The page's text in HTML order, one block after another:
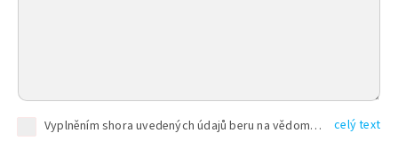
Vyplněním shora uvedených údajů beru na vědomí, že společnost TEXT FACTORY s.r.o., sídlem Brno, Durďákova 336/29, Černá Pole, PSČ: 613 00, IČ: 06157831, zapsané u Krajského soudu v Brně, oddíl C, vložka 100399, bude zpracovávat mé osobní údaje uvedené v rámci mnou vyplněného registračního formuláře na základě oprávněných zájmů TEXT FACTORY s.r.o. dle čl. 6 odst. 1 písm. f) GDPR a pro splnění právních povinností (čl. 6 odst. 1 písm. c) GDPR), a to pro tyto účely: nezbytnost zajistit oprávnění návštěvníka webových stránek provozovaných společností TEXT FACTORY s.r.o. přispívat aktivně ke zveřejněným článkům nebo v rámci diskusních fór a výkon práv TEXT FACTORY s.r.o. jako administrátora těchto diskusních fór. Více informací o zpracování osobních údajů a právech lze nalézt v celý text